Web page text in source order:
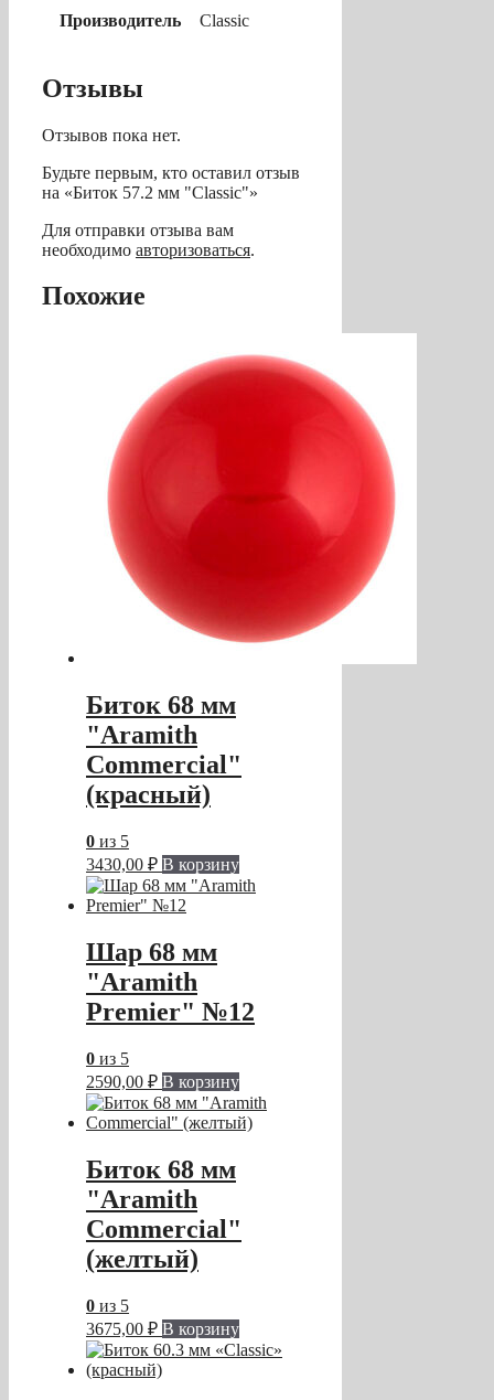
Производитель Classic
Отзывы
Отзывов пока нет.
Будьте первым, кто оставил отзыв
на «Биток 57.2 мм "Classic"»
Для отправки отзыва вам
необходимо авторизоваться.
Похожие
Биток 68 мм
"Aramith
Commercial"
(красный)
0 из 5
3430,00 ₽ В корзину
Шар 68 мм
"Aramith
Premier" №12
0 из 5
2590,00 ₽ В корзину
Биток 68 мм
"Aramith
Commercial"
(желтый)
0 из 5
3675,00 ₽ В корзину